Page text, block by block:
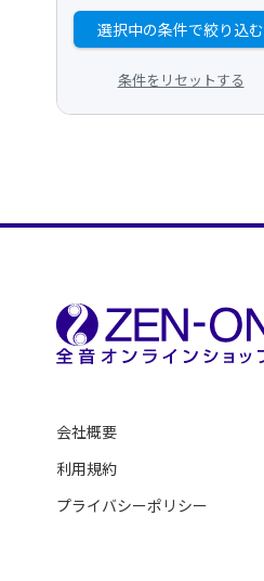
選択中の条件で絞り込む
条件をリセットする
会社概要
利用規約
プライバシーポリシー